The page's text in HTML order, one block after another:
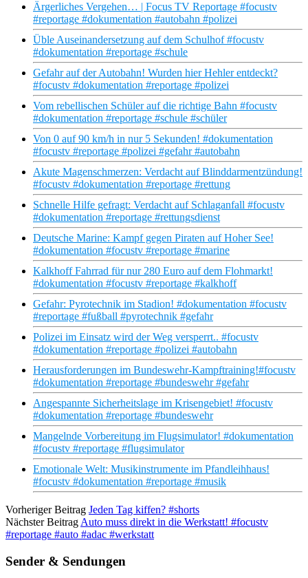
Ärgerliches Vergehen… | Focus TV Reportage #focustv
#reportage #dokumentation #autobahn #polizei
Üble Auseinandersetzung auf dem Schulhof #focustv
#dokumentation #reportage #schule
Gefahr auf der Autobahn! Wurden hier Hehler entdeckt?
#focustv #dokumentation #reportage #polizei
Vom rebellischen Schüler auf die richtige Bahn #focustv
#dokumentation #reportage #schule #schüler
Von 0 auf 90 km/h in nur 5 Sekunden! #dokumentation
#focustv #reportage #polizei #gefahr #autobahn
Akute Magenschmerzen: Verdacht auf Blinddarmentzündung!
#focustv #dokumentation #reportage #rettung
Schnelle Hilfe gefragt: Verdacht auf Schlaganfall #focustv
#dokumentation #reportage #rettungsdienst
Deutsche Marine: Kampf gegen Piraten auf Hoher See!
#dokumentation #focustv #reportage #marine
Kalkhoff Fahrrad für nur 280 Euro auf dem Flohmarkt!
#dokumentation #focustv #reportage #kalkhoff
Gefahr: Pyrotechnik im Stadion! #dokumentation #focustv
#reportage #fußball #pyrotechnik #gefahr
Polizei im Einsatz wird der Weg versperrt.. #focustv
#dokumentation #reportage #polizei #autobahn
Herausforderungen im Bundeswehr-Kampftraining!#focustv
#dokumentation #reportage #bundeswehr #gefahr
Angespannte Sicherheitslage im Krisengebiet! #focustv
#dokumentation #reportage #bundeswehr
Mangelnde Vorbereitung im Flugsimulator! #dokumentation
#focustv #reportage #flugsimulator
Emotionale Welt: Musikinstrumente im Pfandleihhaus!
#focustv #dokumentation #reportage #musik
Vorheriger Beitrag Jeden Tag kiffen? #shorts
Nächster Beitrag Auto muss direkt in die Werkstatt! #focustv
#reportage #auto #adac #werkstatt
Sender & Sendungen